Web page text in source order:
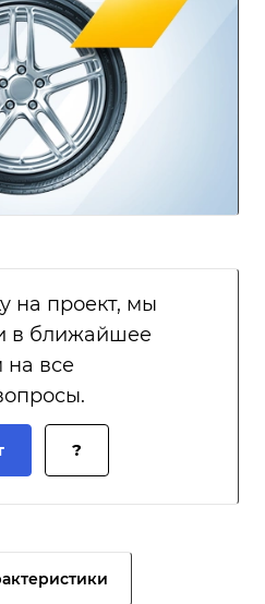
на проект, мы
в ближайшее
на все
?